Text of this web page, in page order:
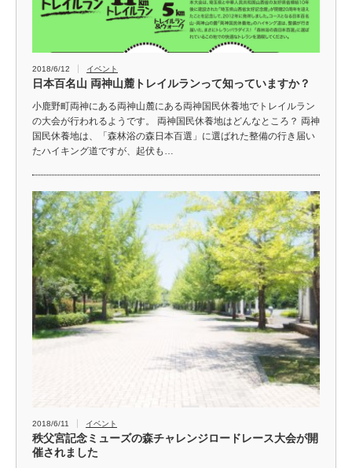
2018/6/12 イベント
日本百名山 両神山麓トレイルランって知っていますか？
小鹿野町両神にある両神山麓にある両神国民休養地でトレイルラン
の大会が行われるようです。 両神国民休養地はどんなところ？ 両神
国民休養地は、「森林浴の森日本百選」に選ばれた整備の行き届い
たハイキング道ですが、起伏も…
2018/6/11 イベント
秩父宮記念ミューズの森チャレンジロードレース大会が開
催されました